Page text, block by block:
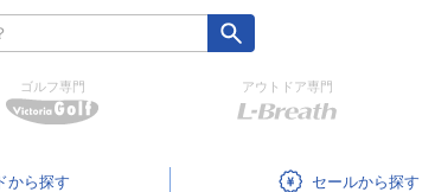
ゴルフ専門 アウトドア専門
セール